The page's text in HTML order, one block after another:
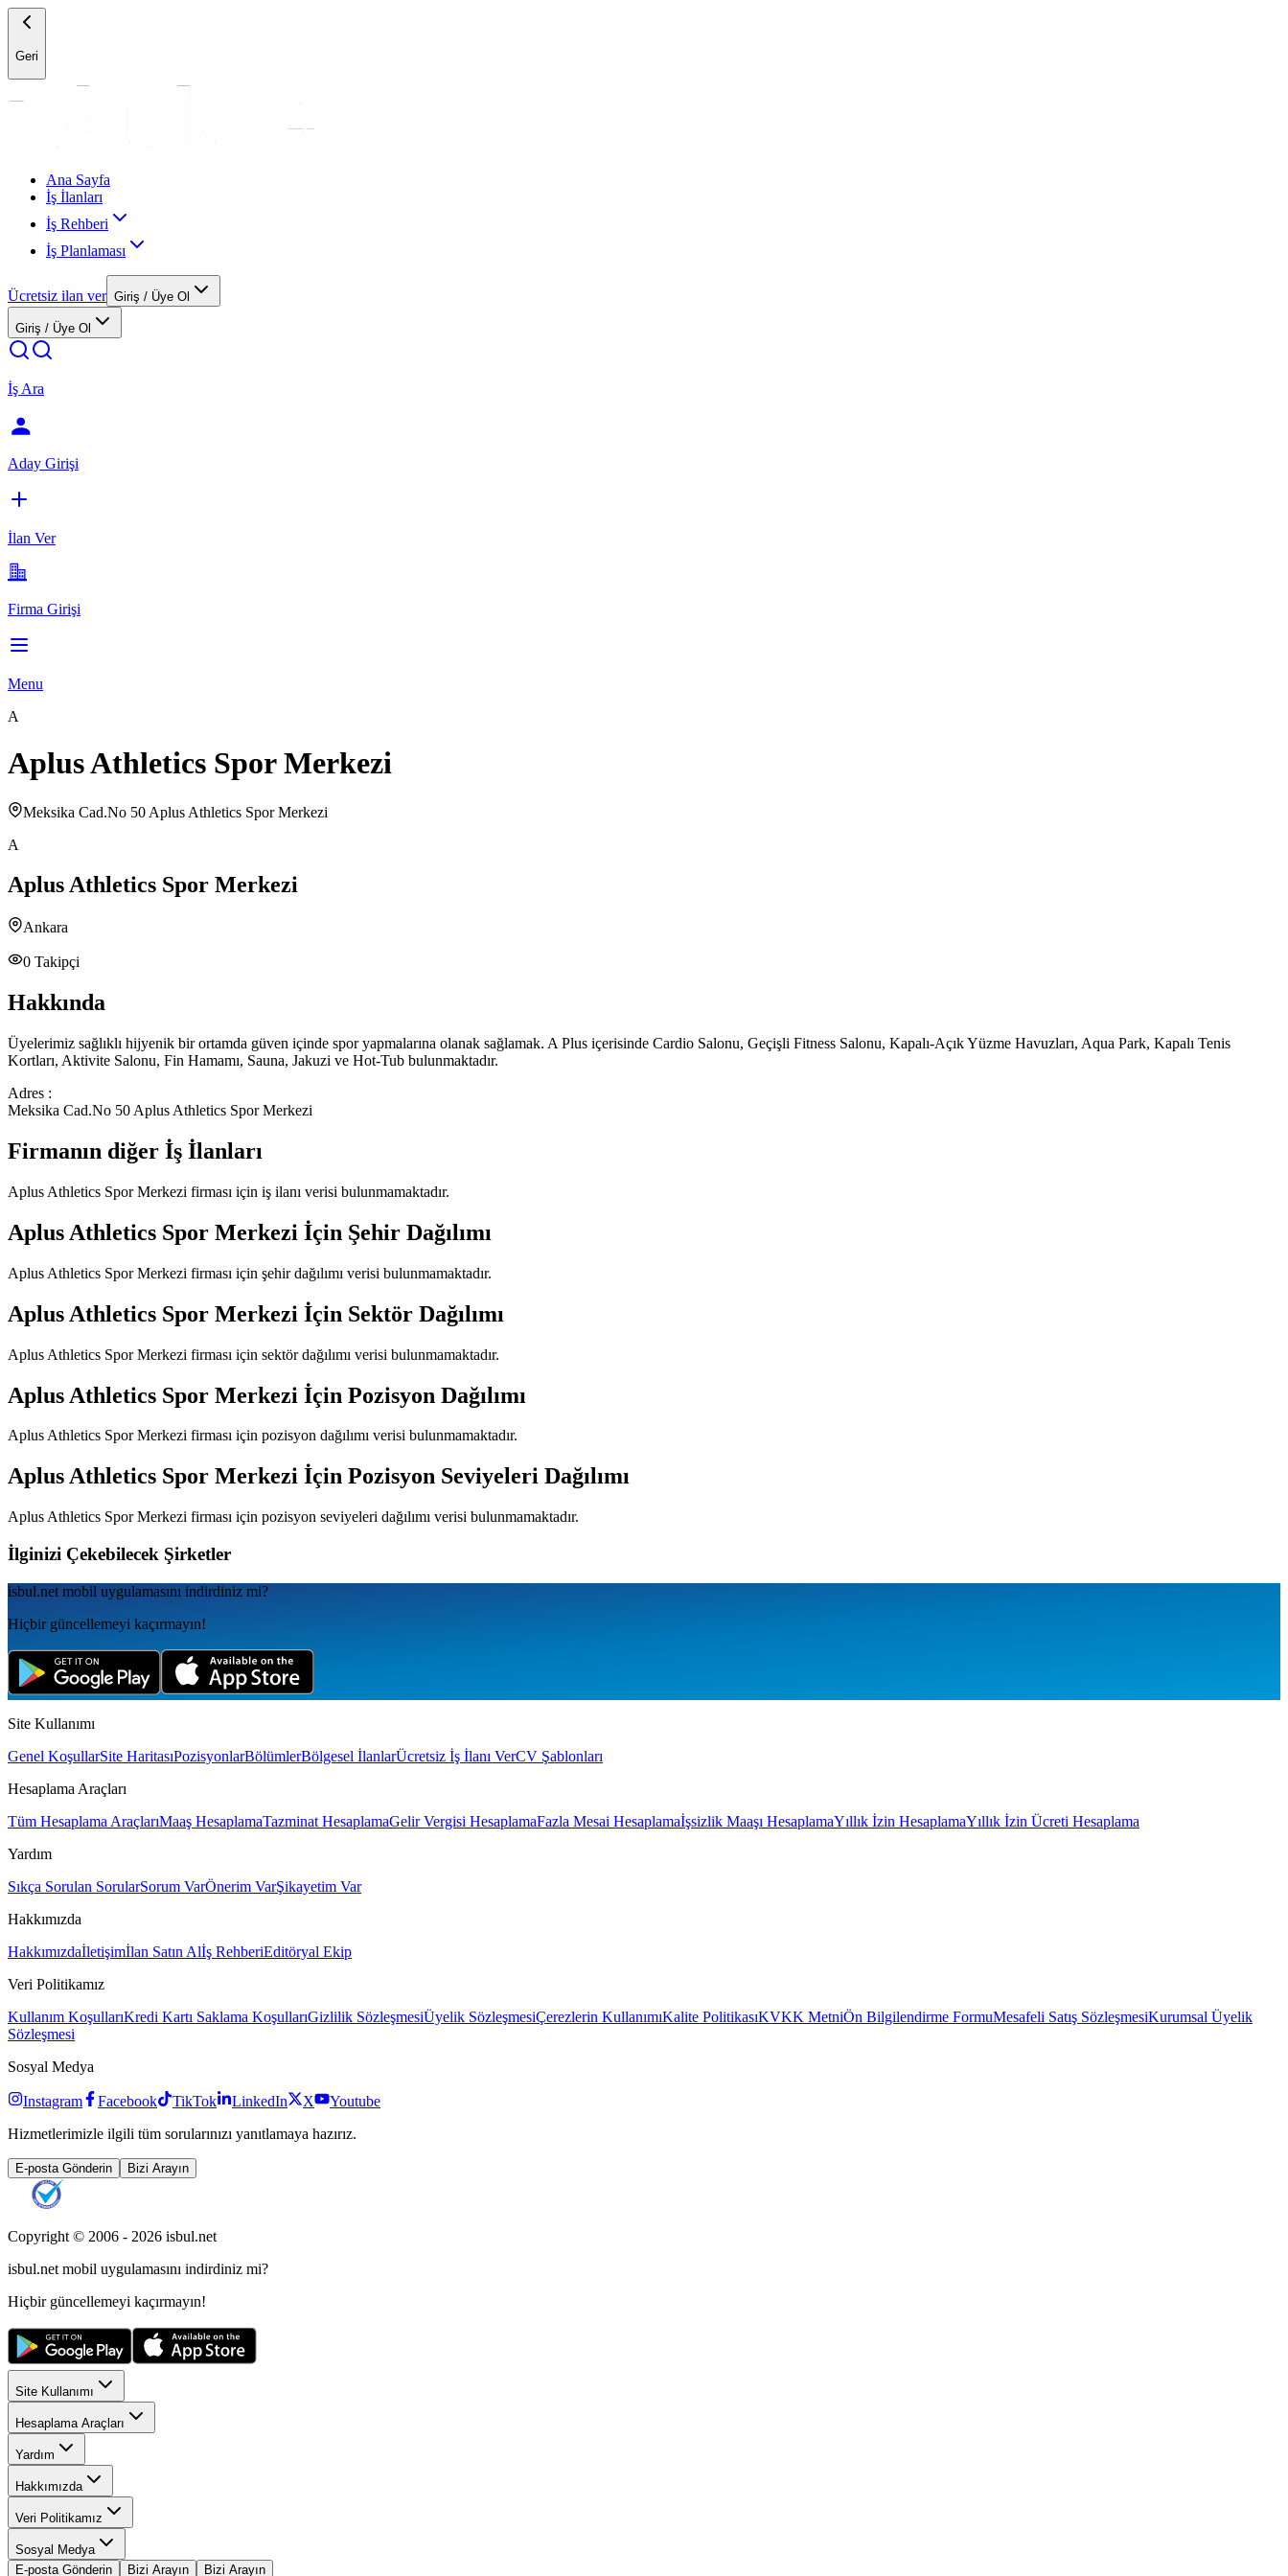
Geri
Ana Sayfa
İş İlanları
İş Rehberi
İş Planlaması
Ücretsiz ilan ver Giriş / Üye Ol
Giriş / Üye Ol
İş Ara
Aday Girişi
İlan Ver
Firma Girişi
Menu
A
Aplus Athletics Spor Merkezi
Meksika Cad.No 50 Aplus Athletics Spor Merkezi
A
Aplus Athletics Spor Merkezi
Ankara
0 Takipçi
Hakkında
Üyelerimiz sağlıklı hijyenik bir ortamda güven içinde spor yapmalarına olanak sağlamak. A Plus içerisinde Cardio Salonu, Geçişli Fitness Salonu, Kapalı-Açık Yüzme Havuzları, Aqua Park, Kapalı Tenis
Kortları, Aktivite Salonu, Fin Hamamı, Sauna, Jakuzi ve Hot-Tub bulunmaktadır.
Adres :
Meksika Cad.No 50 Aplus Athletics Spor Merkezi
Firmanın diğer İş İlanları
Aplus Athletics Spor Merkezi firması için iş ilanı verisi bulunmamaktadır.
Aplus Athletics Spor Merkezi İçin Şehir Dağılımı
Aplus Athletics Spor Merkezi firması için şehir dağılımı verisi bulunmamaktadır.
Aplus Athletics Spor Merkezi İçin Sektör Dağılımı
Aplus Athletics Spor Merkezi firması için sektör dağılımı verisi bulunmamaktadır.
Aplus Athletics Spor Merkezi İçin Pozisyon Dağılımı
Aplus Athletics Spor Merkezi firması için pozisyon dağılımı verisi bulunmamaktadır.
Aplus Athletics Spor Merkezi İçin Pozisyon Seviyeleri Dağılımı
Aplus Athletics Spor Merkezi firması için pozisyon seviyeleri dağılımı verisi bulunmamaktadır.
İlginizi Çekebilecek Şirketler
isbul.net mobil uygulamаsını indirdiniz mi?
Hiçbir güncellemeyi kaçırmayın!
Site Kullanımı
Genel KoşullarSite HaritasıPozisyonlarBölümlerBölgesel İlanlarÜcretsiz İş İlanı VerCV Şablonları
Hesaplama Araçları
Tüm Hesaplama AraçlarıMaaş HesaplamaTazminat HesaplamaGelir Vergisi HesaplamaFazla Mesai Hesaplamaİşsizlik Maaşı HesaplamaYıllık İzin HesaplamaYıllık İzin Ücreti Hesaplama
Yardım
Sıkça Sorulan SorularSorum VarÖnerim VarŞikayetim Var
Hakkımızda
Hakkımızdaİletişimİlan Satın Alİş RehberiEditöryal Ekip
Veri Politikamız
Kullanım KoşullarıKredi Kartı Saklama KoşullarıGizlilik SözleşmesiÜyelik SözleşmesiÇerezlerin KullanımıKalite PolitikasıKVKK MetniÖn Bilgilendirme FormuMesafeli Satış SözleşmesiKurumsal Üyelik
Sözleşmesi
Sosyal Medya
Instagram Facebook TikTok LinkedIn X
Youtube
Hizmetlerimizle ilgili tüm sorularınızı yanıtlamaya hazırız.
E-posta Gönderin Bizi Arayın
Copyright © 2006 - 2026 isbul.net
isbul.net mobil uygulamasını indirdiniz mi?
Hiçbir güncellemeyi kaçırmayın!
Site Kullanımı
Hesaplama Araçları
Yardım
Hakkımızda
Veri Politikamız
Sosyal Medya
E-posta Gönderin
Bizi Arayın Bizi Arayın